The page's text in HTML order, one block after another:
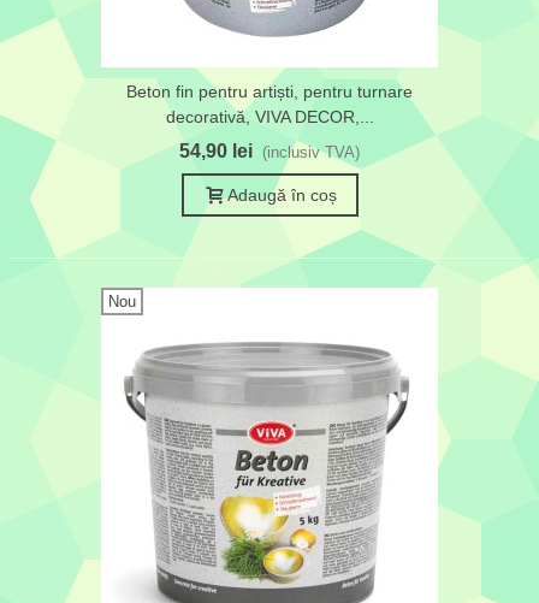
Beton fin pentru artiști, pentru turnare
decorativă, VIVA DECOR,...
54,90 lei (inclusiv TVA)
Adaugă în coș
Nou